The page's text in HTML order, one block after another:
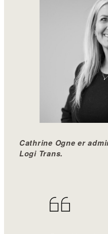
Cathrine Ogne er
Logi Trans.